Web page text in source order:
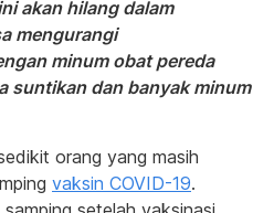
akan hilang dalam
mengurangi
minum obat pereda
suntikan dan banyak minum
orang yang masih
vaksin COVID-19.